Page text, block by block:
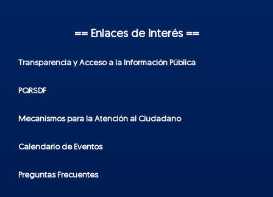
== Enlaces de interés ==
Transparencia y Acceso a la Información Pública
PQRSDF
Mecanismos para la Atención al Ciudadano
Calendario de Eventos
Preguntas Frecuentes